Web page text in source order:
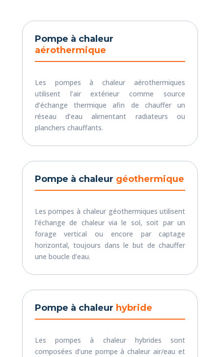
Pompe à chaleur
aérothermique
Les pompes à chaleur aérothermiques
utilisent l’air extérieur comme source
d’échange thermique afin de chauffer un
réseau d’eau alimentant radiateurs ou
planchers chauffants.
Pompe à chaleur géothermique
Les pompes à chaleur géothermiques utilisent
l’échange de chaleur via le sol, soit par un
forage vertical ou encore par captage
horizontal, toujours dans le but de chauffer
une boucle d’eau.
Pompe à chaleur hybride
Les pompes à chaleur hybrides sont
composées d’une pompe à chaleur air/eau et